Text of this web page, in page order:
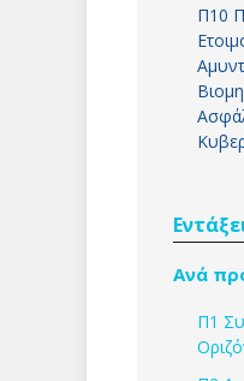
Π10
Ανά
Π1